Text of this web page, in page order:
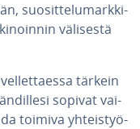
suo­sit­te­lu­mark­ki­
välisestä
tärkein
sopivat vai­
toimiva yh­teis­työ­